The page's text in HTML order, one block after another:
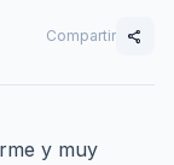
Compartir share
y muy